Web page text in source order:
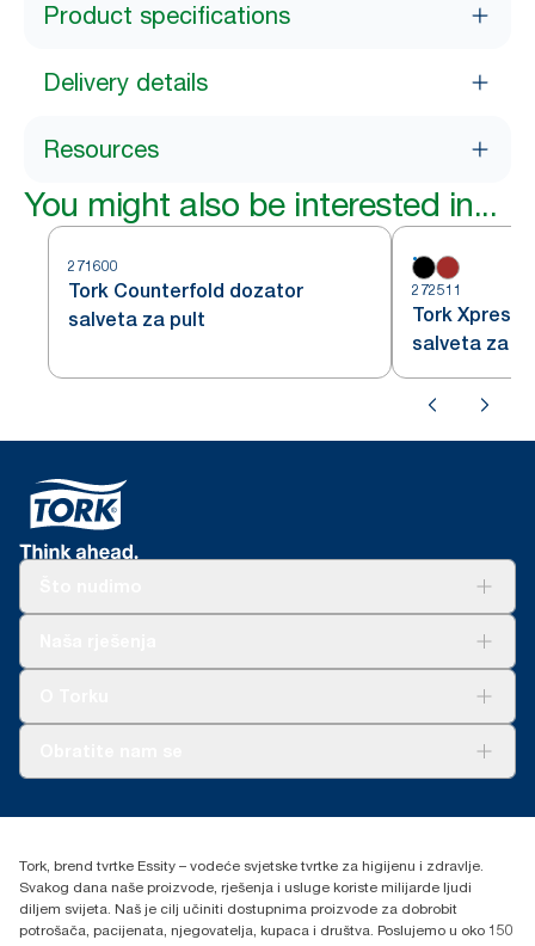
Product specifications
Delivery details
Resources
You might also be interested in...
271600
Tork Counterfold dozator
salveta za pult
272511
Tork
salveta za
+385 913 900 004
H-1021 Budapest
Budakeszi út 51.
Tork, brend tvrtke Essity – vodeće svjetske tvrtke za higijenu i zdravlje.
Svakog dana naše proizvode, rješenja i usluge koriste milijarde ljudi
diljem svijeta. Naš je cilj učiniti dostupnima proizvode za dobrobit
potrošača, pacijenata, njegovatelja, kupaca i društva. Poslujemo u oko 150